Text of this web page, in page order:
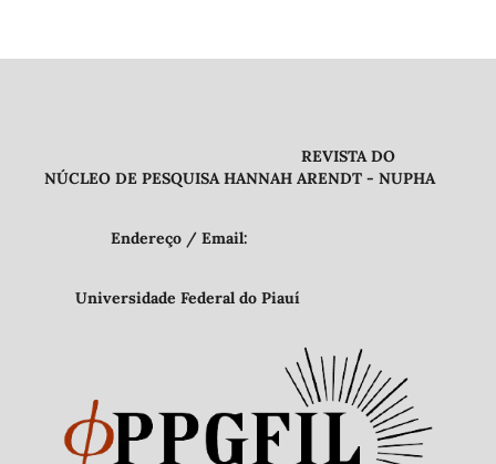
REVISTA DO
NÚCLEO DE PESQUISA HANNAH ARENDT - NUPHA
Endereço / Email:
Universidade Federal do Piauí